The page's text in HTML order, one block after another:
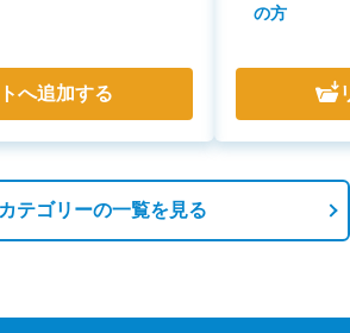
へ追加する
の方
テゴリーの一覧を見る